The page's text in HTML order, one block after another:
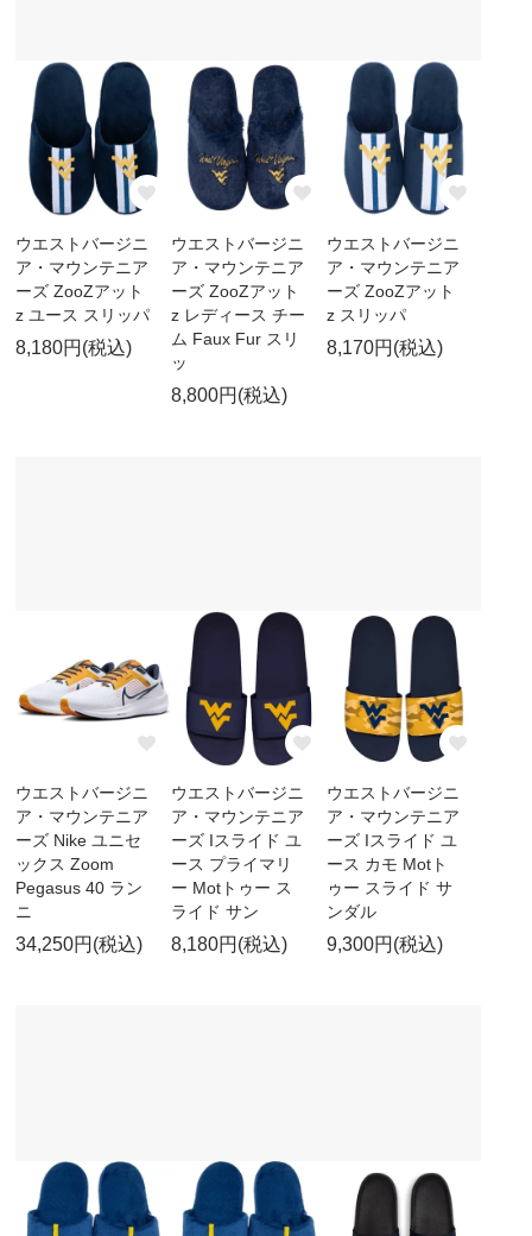
ウエストバージニ
ア・マウンテニア
ーズ ZooZアット
z ユース スリッパ
8,180円(税込)
ウエストバージニ
ア・マウンテニア
ーズ ZooZアット
z レディース チー
ム Faux Fur スリ
ッ
8,800円(税込)
ウエストバージニ
ア・マウンテニア
ーズ ZooZアット
z スリッパ
8,170円(税込)
ウエストバージニ
ア・マウンテニア
ーズ Nike ユニセ
ックス Zoom
Pegasus 40 ラン
ニ
34,250円(税込)
ウエストバージニ
ア・マウンテニア
ーズ Iスライド ユ
ース プライマリ
ー Motトゥー ス
ライド サン
8,180円(税込)
ウエストバージニ
ア・マウンテニア
ーズ Iスライド ユ
ース カモ Motト
ゥー スライド サ
ンダル
9,300円(税込)